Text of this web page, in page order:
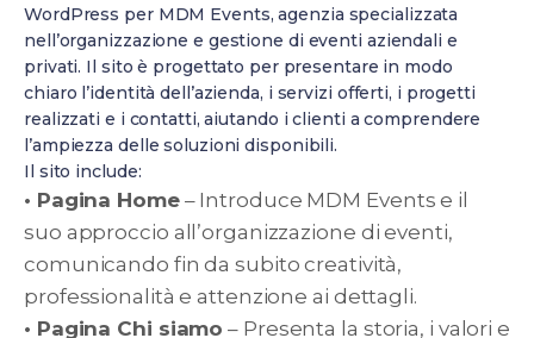
WordPress per MDM Events, agenzia specializzata
nell’organizzazione e gestione di eventi aziendali e
privati. Il sito è progettato per presentare in modo
chiaro l’identità dell’azienda, i servizi offerti, i progetti
realizzati e i contatti, aiutando i clienti a comprendere
l’ampiezza delle soluzioni disponibili.
Il sito include:
• Pagina Home– Introduce MDM Events e il
suo approccio all’organizzazione di eventi,
comunicando fin da subito creatività,
professionalità e attenzione ai dettagli.
• Pagina Chi siamo – Presenta la storia, i valori e